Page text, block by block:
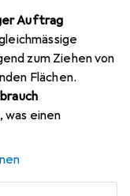
Auftrag
zum Ziehen von
Flächen.
einen